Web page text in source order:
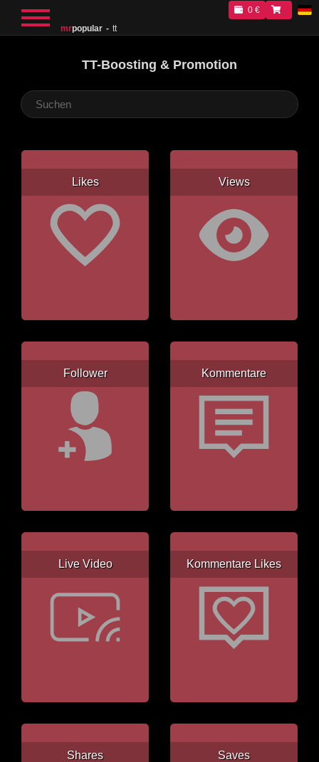
mrpopular tt
0 €
TT-Boosting & Promotion
Likes Views
Follower Kommentare
Live Video Kommentare Likes
Shares Saves